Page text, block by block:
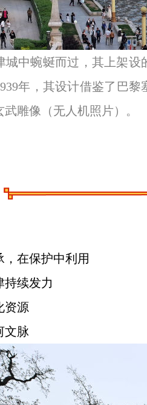
中蜿蜒而过，其上架设
年，其设计借鉴了巴
雕像（无人机照片）。
，在保护中利用
持续发力
资源
文脉